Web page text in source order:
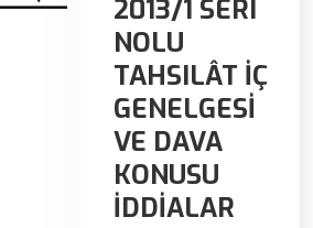
2013/1 SERI
NOLU
TAHSILÂT İÇ
GENELGESİ
VE DAVA
KONUSU
İDDİALAR